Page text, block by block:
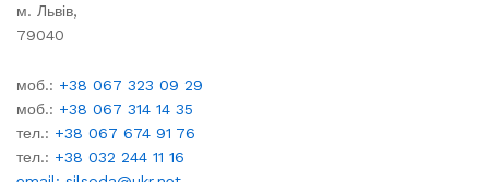
м. Львів,
79040
моб.: +38 067 323 09 29
моб.: +38 067 314 14 35
тел.: +38 067 674 91 76
тел.: +38 032 244 11 16